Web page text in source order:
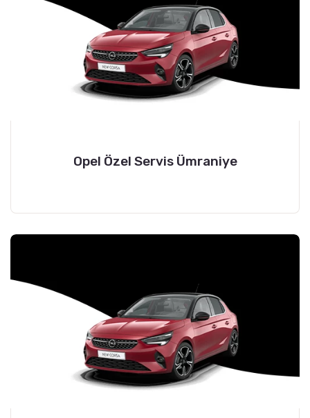
Opel Özel Servis Ümraniye